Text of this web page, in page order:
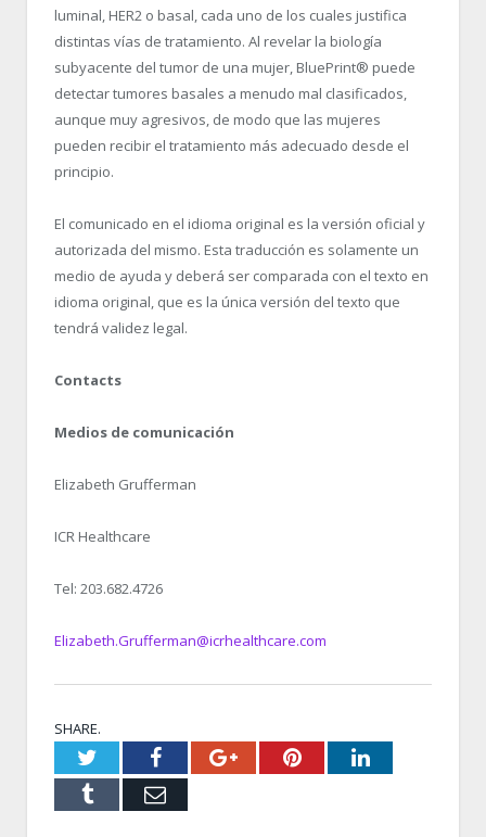
luminal, HER2 o basal, cada uno de los cuales justifica
distintas vías de tratamiento. Al revelar la biología
subyacente del tumor de una mujer, BluePrint® puede
detectar tumores basales a menudo mal clasificados,
aunque muy agresivos, de modo que las mujeres
pueden recibir el tratamiento más adecuado desde el
principio.
El comunicado en el idioma original es la versión oficial y
autorizada del mismo. Esta traducción es solamente un
medio de ayuda y deberá ser comparada con el texto en
idioma original, que es la única versión del texto que
tendrá validez legal.
Contacts
Medios de comunicación
Elizabeth Grufferman
ICR Healthcare
Tel: 203.682.4726
Elizabeth.Grufferman@icrhealthcare.com
SHARE.
TwitterFacebookGoogle+PinterestLinkedIn
Tumblr Email